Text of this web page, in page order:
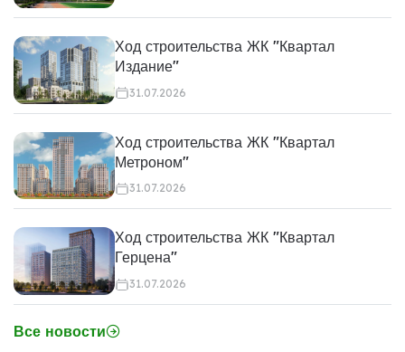
Ход строительства ЖК "Квартал
Издание"
31.07.2026
Ход строительства ЖК "Квартал
Метроном"
31.07.2026
Ход строительства ЖК "Квартал
Герцена"
31.07.2026
Все новости